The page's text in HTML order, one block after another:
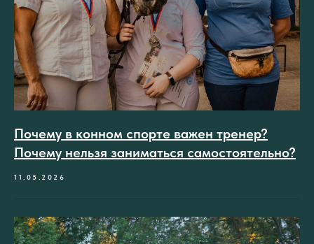
Почему в конном спорте важен тренер?
Почему нельзя заниматься самостоятельно?
11.05.2026